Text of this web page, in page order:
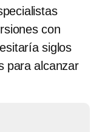
con
siglos
para alcanzar